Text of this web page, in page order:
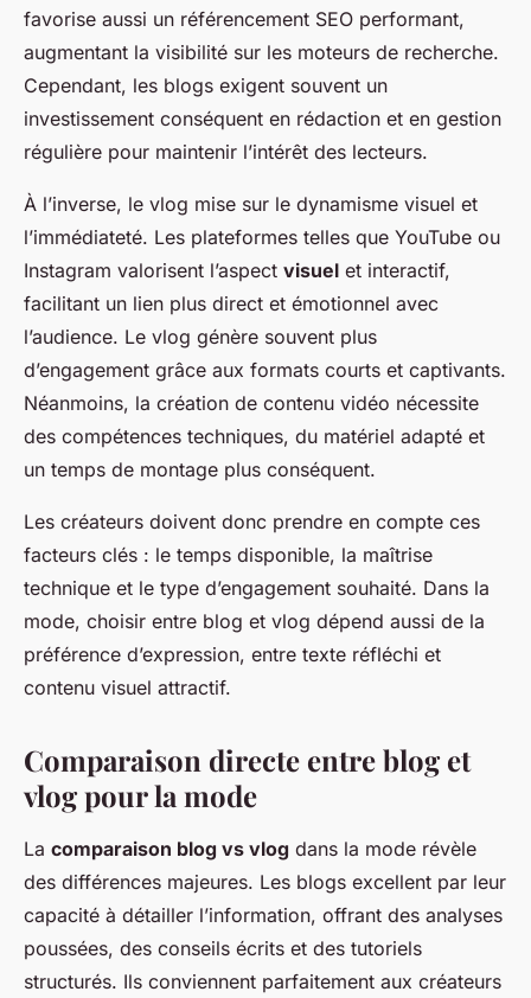
favorise aussi un référencement SEO performant,
augmentant la visibilité sur les moteurs de recherche.
Cependant, les blogs exigent souvent un
investissement conséquent en rédaction et en gestion
régulière pour maintenir l’intérêt des lecteurs.
À l’inverse, le vlog mise sur le dynamisme visuel et
l’immédiateté. Les plateformes telles que YouTube ou
Instagram valorisent l’aspect visuel et interactif,
facilitant un lien plus direct et émotionnel avec
l’audience. Le vlog génère souvent plus
d’engagement grâce aux formats courts et captivants.
Néanmoins, la création de contenu vidéo nécessite
des compétences techniques, du matériel adapté et
un temps de montage plus conséquent.
Les créateurs doivent donc prendre en compte ces
facteurs clés : le temps disponible, la maîtrise
technique et le type d’engagement souhaité. Dans la
mode, choisir entre blog et vlog dépend aussi de la
préférence d’expression, entre texte réfléchi et
contenu visuel attractif.
Comparaison directe entre blog et
vlog pour la mode
La comparaison blog vs vlog dans la mode révèle
des différences majeures. Les blogs excellent par leur
capacité à détailler l’information, offrant des analyses
poussées, des conseils écrits et des tutoriels
structurés. Ils conviennent parfaitement aux créateurs